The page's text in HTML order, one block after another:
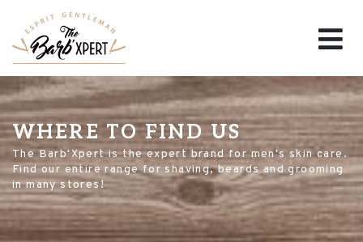
WHERE TO FIND US
The Barb'Xpert is the expert brand for men's skin care.
Find our entire range for shaving, beards and grooming
in many stores!